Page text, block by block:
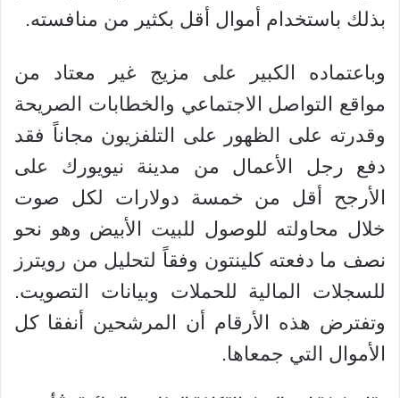
بذلك باستخدام أموال أقل بكثير من منافسته.
وباعتماده الكبير على مزيج غير معتاد من
مواقع التواصل الاجتماعي والخطابات الصريحة
وقدرته على الظهور على التلفزيون مجاناً فقد
دفع رجل الأعمال من مدينة نيويورك على
الأرجح أقل من خمسة دولارات لكل صوت
خلال محاولته للوصول للبيت الأبيض وهو نحو
نصف ما دفعته كلينتون وفقاً لتحليل من رويترز
للسجلات المالية للحملات وبيانات التصويت.
وتفترض هذه الأرقام أن المرشحين أنفقا كل
الأموال التي جمعاها.